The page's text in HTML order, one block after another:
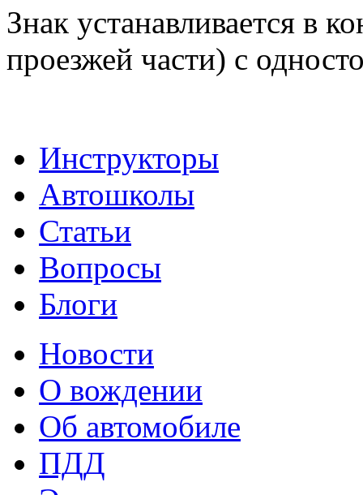
Знак устанавливается в
проезжей части) с
Инструкторы
Автошколы
Статьи
Вопросы
Блоги
Новости
О вождении
Об автомобиле
ПДД